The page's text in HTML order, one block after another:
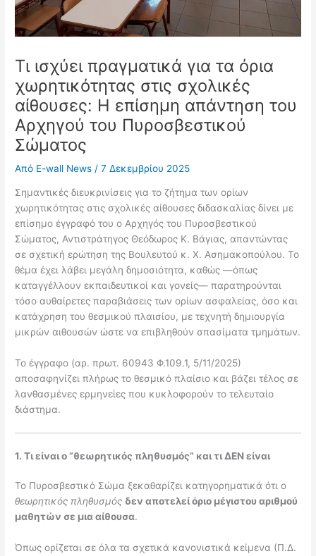
Τι ισχύει πραγματικά για τα όρια
χωρητικότητας στις σχολικές
αίθουσες: Η επίσημη απάντηση του
Αρχηγού του Πυροσβεστικού
Σώματος
Από E-wall News /7 Δεκεμβρίου 2025
Σημαντικές διευκρινίσεις για το ζήτημα των ορίων
χωρητικότητας στις σχολικές αίθουσες διδασκαλίας δίνει με
επίσημο έγγραφό του ο Αρχηγός του Πυροσβεστικού
Σώματος, Αντιστράτηγος Θεόδωρος Κ. Βάγιας, απαντώντας
σε σχετική ερώτηση της Βουλευτού κ. Χ. Ασημακοπούλου. Το
θέμα έχει λάβει μεγάλη δημοσιότητα, καθώς —όπως
καταγγέλλουν εκπαιδευτικοί και γονείς— παρατηρούνται
τόσο αυθαίρετες παραβιάσεις των ορίων ασφαλείας, όσο και
κατάχρηση του θεσμικού πλαισίου, με τεχνητή δημιουργία
μικρών αιθουσών ώστε να επιβληθούν σπασίματα τμημάτων.
Το έγγραφο (αρ. πρωτ. 60943 Φ.109.1, 5/11/2025)
αποσαφηνίζει πλήρως το θεσμικό πλαίσιο και βάζει τέλος σε
λανθασμένες ερμηνείες που κυκλοφορούν το τελευταίο
διάστημα.
1. Τι είναι ο “θεωρητικός πληθυσμός” και τι ΔΕΝ είναι
Το Πυροσβεστικό Σώμα ξεκαθαρίζει κατηγορηματικά ότι ο
θεωρητικός πληθυσμός δεν αποτελεί όριο μέγιστου αριθμού
μαθητών σε μια αίθουσα.
Όπως ορίζεται σε όλα τα σχετικά κανονιστικά κείμενα (Π.Δ.